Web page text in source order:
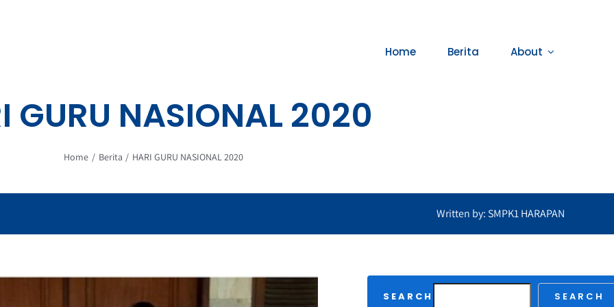
Home Berita About
GURU NASIONAL 2020
Home Berita HARI GURU NASIONAL 2020
Written by: SMPK1 HARAPAN
SEARCH SEARCH